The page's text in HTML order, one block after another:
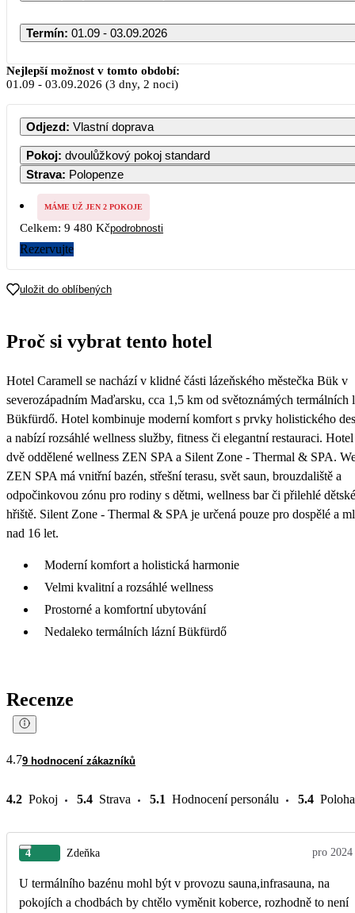
Termín: 01.09 - 03.09.2026
Září 2026
PO ÚT ST ČT PÁ SO NE
1
4 740
2
4 740
3
4 740
4 5 6
7 8 9 10 11 12 13
14 15
21
4 740
22 23 24 25 26 27
Nejlepší možnost v tomto období:
01.09 - 03.09.2026 (3 dny, 2 noci)
Odjezd: Vlastní doprava
Pokoj: dvoulůžkový pokoj standard
Strava: Polopenze
MÁME UŽ JEN 2 POKOJE
Celkem: 9 480 Kčpodrobnosti
Rezervujte
uložit do oblíbených
Proč si vybrat tento hotel
Hotel Caramell se nachází v klidné části lázeňského městečka Bük v
severozápadním Maďarsku, cca 1,5 km od světoznámých termálních
Bükfürdő. Hotel kombinuje moderní komfort s prvky holistického
a nabízí rozsáhlé wellness služby, fitness či elegantní restauraci.
dvě oddělené wellness ZEN SPA a Silent Zone - Thermal & SPA.
ZEN SPA má vnitřní bazén, střešní terasu, svět saun, brouzdaliště a
odpočinkovou zónu pro rodiny s dětmi, wellness bar či přilehlé dětské
hřiště. Silent Zone - Thermal & SPA je určená pouze pro dospělé a
nad 16 let.
Moderní komfort a holistická harmonie
Velmi kvalitní a rozsáhlé wellness
Prostorné a komfortní ubytování
Nedaleko termálních lázní Bükfürdő
Recenze
4.79 hodnocení zákazníků
4.2 Pokoj 5.4 Strava 5.1 Hodnocení personálu 5.4 Poloha
4 Zdeňka pro 2024
U termálního bazénu mohl být v provozu sauna,infrasauna, na
pokojích a chodbách by chtělo vyměnit koberce, rozhodně to není